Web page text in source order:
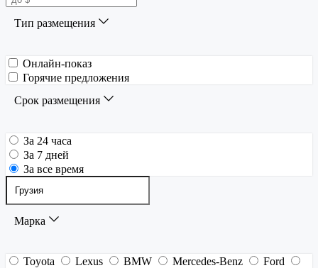
Тип размещения
Онлайн-показ
Горячие предложения
Срок размещения
За 24 часа
За 7 дней
За все время
Марка
Toyota Lexus BMW Mercedes-Benz
Ford